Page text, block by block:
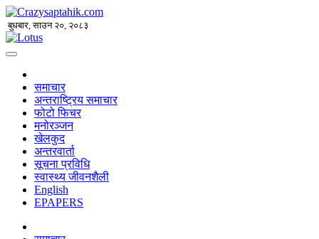
बुधबार, साउन २०, २०८३
समाचार
अन्तराष्ट्रिय समाचार
फोटो फिचर
मनोरञ्जन
खेलकुद
अन्तरवार्ता
सूचना प्रविधि
स्वास्थ्य जीवनशैली
English
EPAPERS